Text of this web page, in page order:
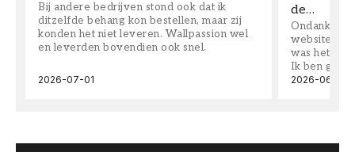
Bij andere bedrijven stond ook dat ik
ditzelfde behang kon bestellen, maar zij
konden het niet leveren. Wallpassion wel
en leverden bovendien ook snel.
2026-07-01
de…
Ondanks
website
was het
Ik ben
2026-06-08